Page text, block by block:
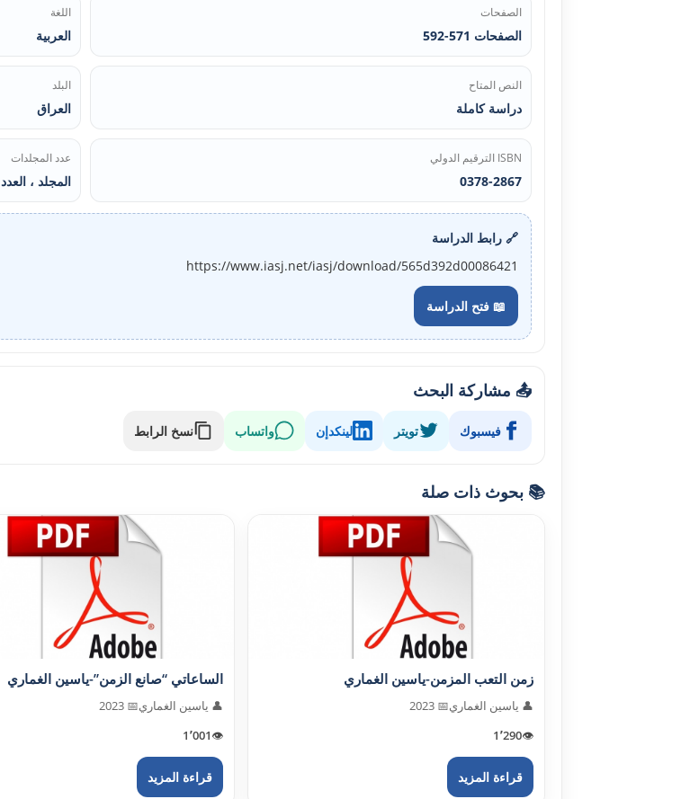
الصفحات
الصفحات 571-592
اللغة
العربية
النص المتاح
دراسة كاملة
البلد
العراق
ISBN الترقيم الدولي
0378-2867
عدد المجلدات
المجلد ، العدد 63
🔗 رابط الدراسة
https://www.iasj.net/iasj/download/565d392d00086421
📖 فتح الدراسة
📤 مشاركة البحث
فيسبوك تويتر لينكدإن واتساب نسخ الرابط
📚 بحوث ذات صلة
زمن التعب المزمن-ياسين الغماري
👤 ياسين الغماري📅 2023
👁️1٬290
قراءة المزيد
الساعاتي “صانع الزمن”-ياسين الغماري
👤 ياسين الغماري📅 2023
👁️1٬001
قراءة المزيد